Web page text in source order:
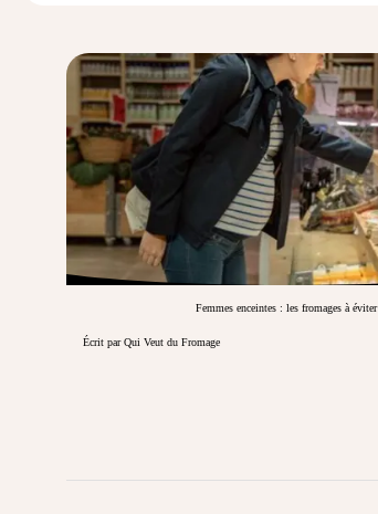
Femmes enceintes : les fromages à éviter
Écrit par Qui Veut du Fromage